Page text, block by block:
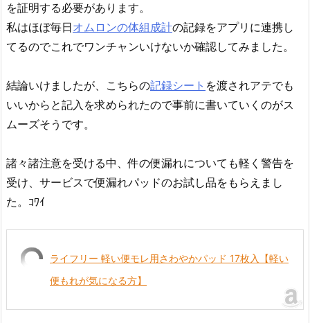
を証明する必要があります。
私はほぼ毎日オムロンの体組成計の記録をアプリに連携し
てるのでこれでワンチャンいけないか確認してみました。
結論いけましたが、こちらの記録シート を渡されアテでも
いいからと記入を求められたので事前に書いていくのがス
ムーズそうです。
諸々諸注意を受ける中、件の便漏れについても軽く警告を
受け、サービスで便漏れパッドのお試し品をもらえまし
た。ｺﾜｲ
ライフリー 軽い便モレ用さわやかパッド 17枚入【軽い
便もれが気になる方】